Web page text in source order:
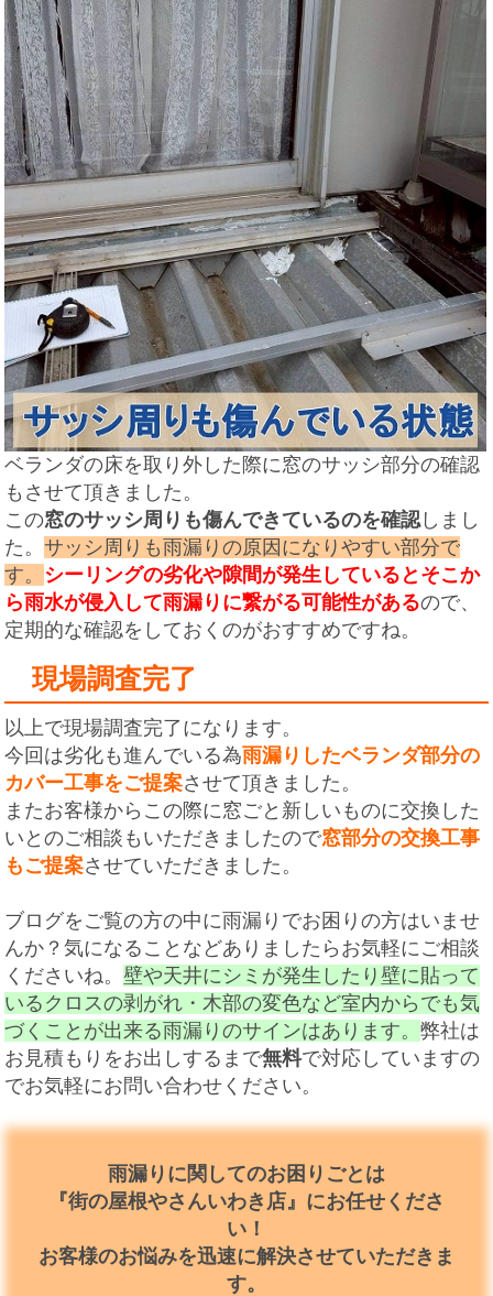
ベランダの床を取り外した際に窓のサッシ部分の確認
もさせて頂きました。
この窓のサッシ周りも傷んできているのを確認しまし
た。サッシ周りも雨漏りの原因になりやすい部分で
す。 シーリングの劣化や隙間が発生しているとそこか
ら雨水が侵入して雨漏りに繋がる可能性があるので、
定期的な確認をしておくのがおすすめですね。
現場調査完了
以上で現場調査完了になります。
今回は劣化も進んでいる為雨漏りしたベランダ部分の
カバー工事をご提案させて頂きました。
またお客様からこの際に窓ごと新しいものに交換した
いとのご相談もいただきましたので窓部分の交換工事
もご提案させていただきました。
ブログをご覧の方の中に雨漏りでお困りの方はいませ
んか？気になることなどありましたらお気軽にご相談
くださいね。壁や天井にシミが発生したり壁に貼って
いるクロスの剥がれ・木部の変色など室内からでも気
づくことが出来る雨漏りのサインはあります。弊社は
お見積もりをお出しするまで無料で対応していますの
でお気軽にお問い合わせください。
雨漏りに関してのお困りごとは
『街の屋根やさんいわき店』にお任せくださ
い！
お客様のお悩みを迅速に解決させていただきま
す。